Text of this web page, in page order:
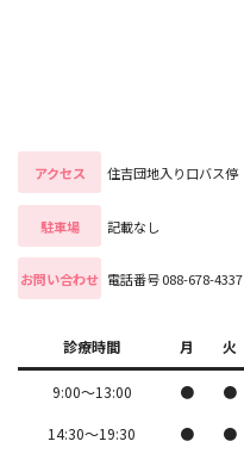
アクセス 住吉団地入り口バス停
駐車場 記載なし
お問い合わせ 電話番号 088-678-4337
診療時間 月 火
9:00〜13:00 ● ●
14:30〜19:30 ● ●